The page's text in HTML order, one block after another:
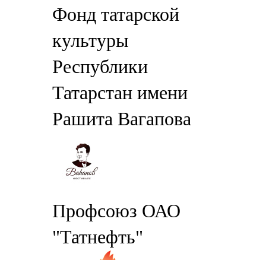
Фонд татарской
культуры
Республики
Татарстан имени
Рашита Вагапова
Профсоюз ОАО
"Татнефть"